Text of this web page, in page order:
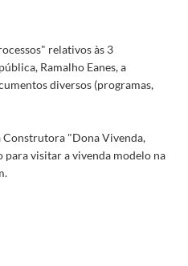
relativos às 3
Ramalho Eanes, a
diversos (programas,
"Dona Vivenda,
para visitar a vivenda modelo na